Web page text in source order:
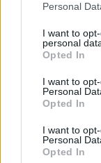
Personal
I want to
personal
Opted In
I want to
Personal
Opted In
I want to
Personal
Opted In